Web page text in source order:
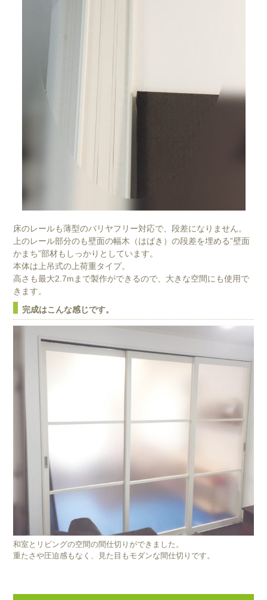
床のレールも薄型のバリヤフリー対応で、段差になりません。
上のレール部分のも壁面の幅木（はばき）の段差を埋める”壁面
かまち”部材もしっかりとしています。
本体は上吊式の上荷重タイプ。
高さも最大2.7mまで製作ができるので、大きな空間にも使用で
きます。
完成はこんな感じです。
和室とリビングの空間の間仕切りができました。
重たさや圧迫感もなく、見た目もモダンな間仕切りです。